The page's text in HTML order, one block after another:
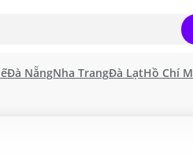
Đà NẵngNha TrangĐà LạtHồ Chí